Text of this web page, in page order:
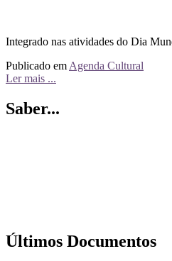
Integrado nas atividades do Dia
Publicado em Agenda Cultural
Ler mais ...
Saber...
Últimos Documentos